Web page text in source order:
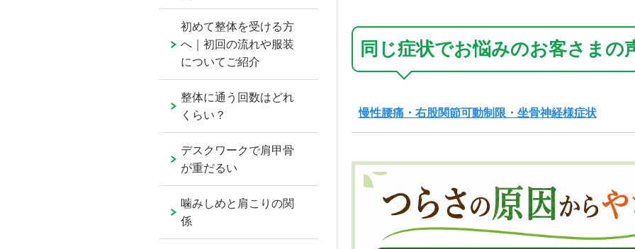
同じ症状でお悩みのお客さまの
慢性腰痛・右股関節可動制限・坐骨神経様症状
初めて整体を受ける方
へ｜初回の流れや服装
についてご紹介
整体に通う回数はどれ
くらい？
デスクワークで肩甲骨
が重だるい
噛みしめと肩こりの関
係